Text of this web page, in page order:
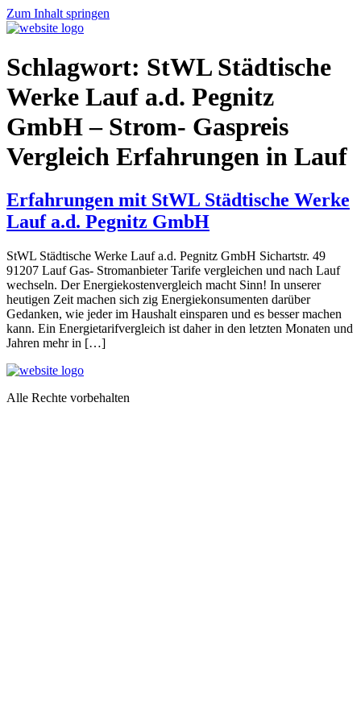
Zum Inhalt springen
Schlagwort: StWL Städtische
Werke Lauf a.d. Pegnitz
GmbH – Strom- Gaspreis
Vergleich Erfahrungen in Lauf
Erfahrungen mit StWL Städtische Werke
Lauf a.d. Pegnitz GmbH
StWL Städtische Werke Lauf a.d. Pegnitz GmbH Sichartstr. 49
91207 Lauf Gas- Stromanbieter Tarife vergleichen und nach Lauf
wechseln. Der Energiekostenvergleich macht Sinn! In unserer
heutigen Zeit machen sich zig Energiekonsumenten darüber
Gedanken, wie jeder im Haushalt einsparen und es besser machen
kann. Ein Energietarifvergleich ist daher in den letzten Monaten und
Jahren mehr in […]
Alle Rechte vorbehalten